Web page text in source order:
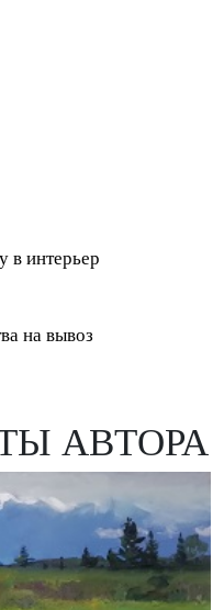
в интерьер
на вывоз
АВТОРА